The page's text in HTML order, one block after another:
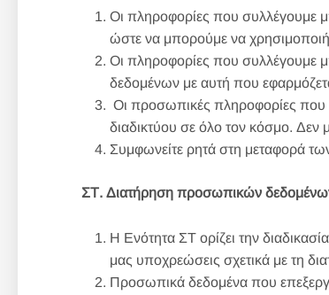
Οι πληροφορίες που συλλέγουμε
ώστε να μπορούμε να
Οι πληροφορίες που συλλέγουμε
δεδομένων με αυτή που
Οι προσωπικές πληροφορίες που
διαδικτύου σε όλο τον κόσμο.
Συμφωνείτε ρητά στη μεταφορά
ΣΤ. Διατήρηση προσωπικών
Η Ενότητα ΣΤ ορίζει την
μας υποχρεώσεις σχετικά με τη
Προσωπικά δεδομένα που